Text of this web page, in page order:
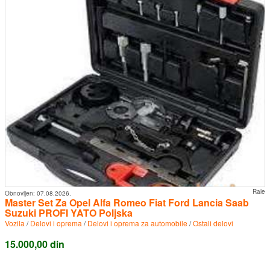
Rale
Obnovljen: 07.08.2026.
Master Set Za Opel Alfa Romeo Fiat Ford Lancia Saab
Suzuki PROFI YATO Poljska
Vozila /Delovi i oprema /Delovi i oprema za automobile/Ostali delovi
15.000,00 din